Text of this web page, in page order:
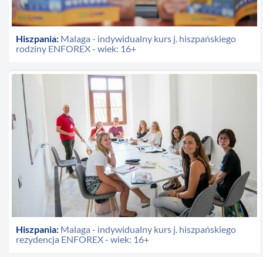
Hiszpania: Malaga - indywidualny kurs j. hiszpańskiego
rodziny ENFOREX - wiek: 16+
Hiszpania: Malaga - indywidualny kurs j. hiszpańskiego
rezydencja ENFOREX - wiek: 16+